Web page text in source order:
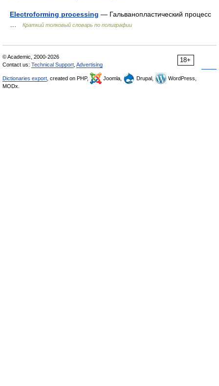
Electroforming processing — Гальванопластический процесс
Краткий толковый словарь по полиграфии
18+
© Academic, 2000-2026
Contact us: Technical Support Advertising
Dictionaries export , created on PHP, Joomla, Drupal,
WordPress,
MODx.